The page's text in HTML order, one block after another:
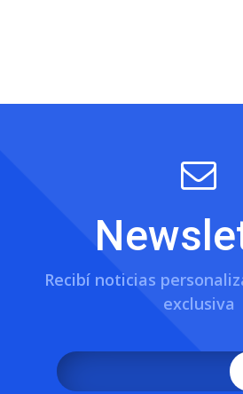
Recibí noticias
exclusiva